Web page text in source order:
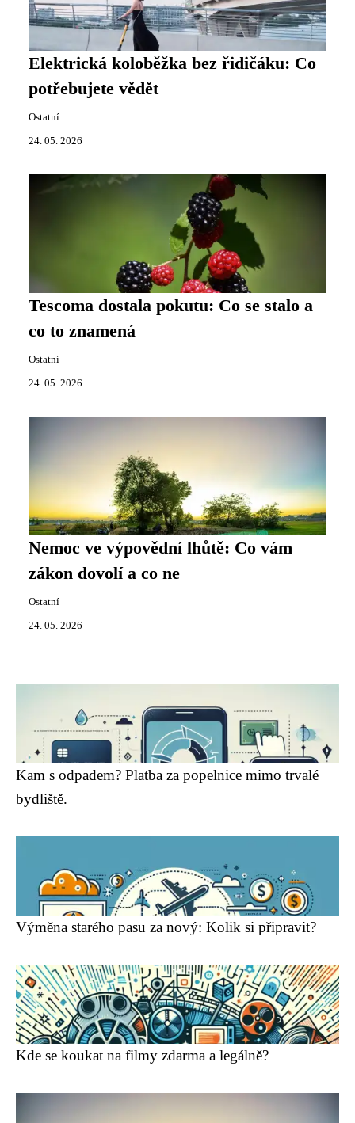
Elektrická koloběžka bez řidičáku: Co
potřebujete vědět
Ostatní
24. 05. 2026
Tescoma dostala pokutu: Co se stalo a
co to znamená
Ostatní
24. 05. 2026
Nemoc ve výpovědní lhůtě: Co vám
zákon dovolí a co ne
Ostatní
24. 05. 2026
Kam s odpadem? Platba za popelnice mimo trvalé
bydliště.
Výměna starého pasu za nový: Kolik si připravit?
Kde se koukat na filmy zdarma a legálně?